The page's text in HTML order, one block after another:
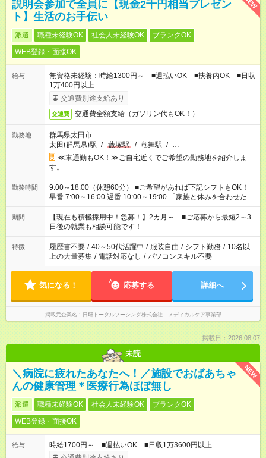
説明会参加で全員に【現金2千円相当プレゼン
ト】生活のお手伝い
派遣 職種未経験OK 社会人未経験OK
ブランクOK
WEB登録・面接OK
給与
無資格未経験：時給1300円～ ■週払いOK ■扶養内OK ■日収
1万400円以上
交通費別途支給あり
交通費 交通費全額支給（ガソリン代もOK！）
勤務地
群馬県太田市
太田(群馬県)駅 / 藪塚駅 / 竜舞駅 / …
≪車通勤もOK！≫ご自宅近くでご希望の勤務地を紹介しま
す。
勤務時間
9:00～18:00（休憩60分） ■ご希望があれば下記シフトもOK！
早番 7:00～16:00 遅番 10:00～19:00 「家族と休みを合わせた
い」 「余裕を持って夕飯の準備がしたい」 「できれば残業はし
たくない」 など、ご希望を教えてくださいね。 ※Wワーク希望
の方へ 今ご覧のお仕事で希望する勤務時間と、もう1つのお仕事
の勤務時間。 合計で週40時間を超える場合は応募できません。
期間
【現在も積極採用中！急募！】2カ月～ ■ご応募から最短2～3
日後の就業も相談可能です！
特徴 履歴書不要 / 40～50代活躍中 / 服装自由 / シフト勤務 / 10名以
上の大量募集 / 電話対応なし / パソコンスキル不要
気になる！ 応募する 詳細へ
掲載元企業名 日研トータルソーシング株式会社 メディカルケア事業部
掲載日：2026.08.07
未読
NEW
＼病院に疲れたあなたへ！／施設でおばあちゃ
んの健康管理＊医療行為ほぼ無し
派遣 職種未経験OK 社会人未経験OK
ブランクOK
WEB登録・面接OK
給与
時給1700円～ ■週払いOK ■日収1万3600円以上